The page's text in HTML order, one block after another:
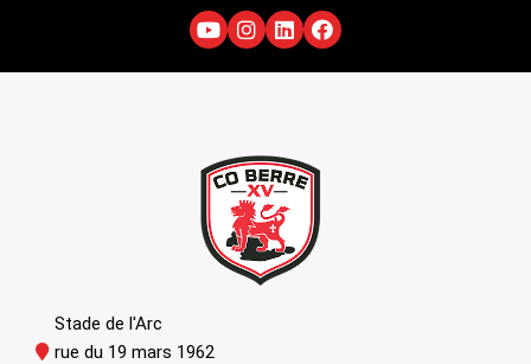
Stade de l'Arc
rue du 19 mars 1962